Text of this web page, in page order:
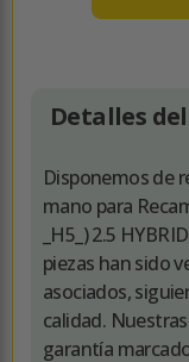
Detalles
Disponemos de
mano para
_H5_) 2.5
piezas han sido
asociados,
calidad.
garantía